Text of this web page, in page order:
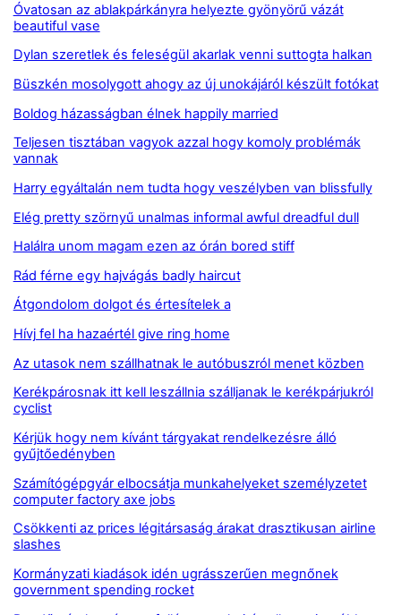
Óvatosan az ablakpárkányra helyezte gyönyörű vázát
beautiful vase
Dylan szeretlek és feleségül akarlak venni suttogta halkan
Büszkén mosolygott ahogy az új unokájáról készült fotókat
Boldog házasságban élnek happily married
Teljesen tisztában vagyok azzal hogy komoly problémák
vannak
Harry egyáltalán nem tudta hogy veszélyben van blissfully
Elég pretty szörnyű unalmas informal awful dreadful dull
Halálra unom magam ezen az órán bored stiff
Rád férne egy hajvágás badly haircut
Átgondolom dolgot és értesítelek a
Hívj fel ha hazaértél give ring home
Az utasok nem szállhatnak le autóbuszról menet közben
Kerékpárosnak itt kell leszállnia szálljanak le kerékpárjukról
cyclist
Kérjük hogy nem kívánt tárgyakat rendelkezésre álló
gyűjtőedényben
Számítógépgyár elbocsátja munkahelyeket személyzetet
computer factory axe jobs
Csökkenti az prices légitársaság árakat drasztikusan airline
slashes
Kormányzati kiadások idén ugrásszerűen megnőnek
government spending rocket